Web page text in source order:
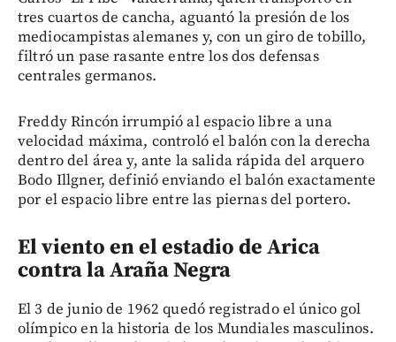
tres cuartos de cancha, aguantó la presión de los
mediocampistas alemanes y, con un giro de tobillo,
filtró un pase rasante entre los dos defensas
centrales germanos.
Freddy Rincón irrumpió al espacio libre a una
velocidad máxima, controló el balón con la derecha
dentro del área y, ante la salida rápida del arquero
Bodo Illgner, definió enviando el balón exactamente
por el espacio libre entre las piernas del portero.
El viento en el estadio de Arica
contra la Araña Negra
El 3 de junio de 1962 quedó registrado el único gol
olímpico en la historia de los Mundiales masculinos.